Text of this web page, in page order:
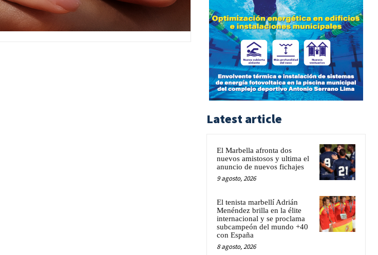
Latest article
El Marbella afronta dos
nuevos amistosos y ultima el
anuncio de nuevos fichajes
9 agosto, 2026
El tenista marbellí Adrián
Menéndez brilla en la élite
internacional y se proclama
subcampeón del mundo +40
con España
8 agosto, 2026